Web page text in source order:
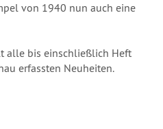
von 1940 nun auch eine
alle bis einschließlich Heft
erfassten Neuheiten.